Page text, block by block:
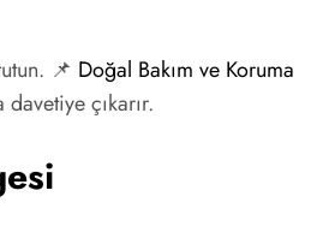
📌 Doğal Bakım ve Koruma
çıkarır.